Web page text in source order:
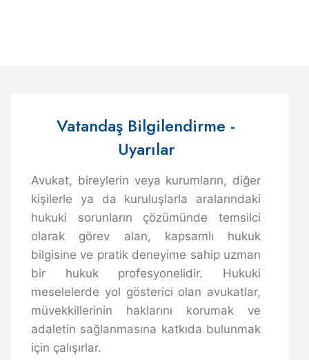
Vatandaş Bilgilendirme -
Uyarılar
Avukat, bireylerin veya kurumların, diğer
kişilerle ya da kuruluşlarla aralarındaki
hukuki sorunların çözümünde temsilci
olarak görev alan, kapsamlı hukuk
bilgisine ve pratik deneyime sahip uzman
bir hukuk profesyonelidir. Hukuki
meselelerde yol gösterici olan avukatlar,
müvekkillerinin haklarını korumak ve
adaletin sağlanmasına katkıda bulunmak
için çalışırlar.